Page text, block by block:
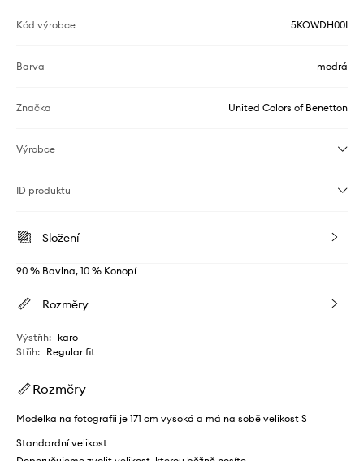
Kód výrobce 5KOWDH00I
Barva modrá
Značka United Colors of Benetton
Výrobce
ID produktu
Složení
90 % Bavlna, 10 % Konopí
Rozměry
Výstřih: karo
Střih: Regular fit
Rozměry
Modelka na fotografii je 171 cm vysoká a má na sobě velikost S
Standardní velikost